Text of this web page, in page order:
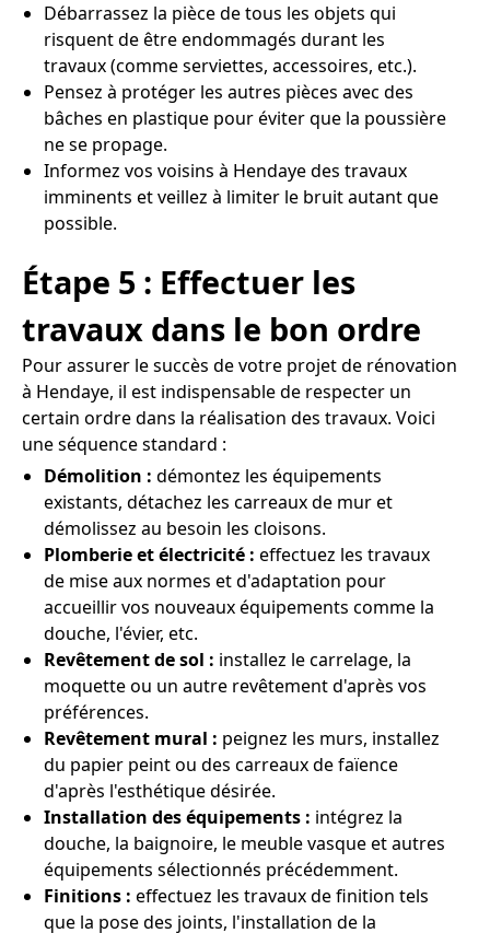
Débarrassez la pièce de tous les objets qui
risquent de être endommagés durant les
travaux (comme serviettes, accessoires, etc.).
Pensez à protéger les autres pièces avec des
bâches en plastique pour éviter que la poussière
ne se propage.
Informez vos voisins à Hendaye des travaux
imminents et veillez à limiter le bruit autant que
possible.
Étape 5 : Effectuer les
travaux dans le bon ordre
Pour assurer le succès de votre projet de rénovation
à Hendaye, il est indispensable de respecter un
certain ordre dans la réalisation des travaux. Voici
une séquence standard :
Démolition : démontez les équipements
existants, détachez les carreaux de mur et
démolissez au besoin les cloisons.
Plomberie et électricité : effectuez les travaux
de mise aux normes et d'adaptation pour
accueillir vos nouveaux équipements comme la
douche, l'évier, etc.
Revêtement de sol : installez le carrelage, la
moquette ou un autre revêtement d'après vos
préférences.
Revêtement mural : peignez les murs, installez
du papier peint ou des carreaux de faïence
d'après l'esthétique désirée.
Installation des équipements : intégrez la
douche, la baignoire, le meuble vasque et autres
équipements sélectionnés précédemment.
Finitions : effectuez les travaux de finition tels
que la pose des joints, l'installation de la